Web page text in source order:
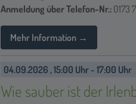
Anmeldung über Telefon-Nr.: 0173
Mehr Information →
04.09.2026 , 15:00 Uhr - 17:00 Uhr
Wie sauber ist der